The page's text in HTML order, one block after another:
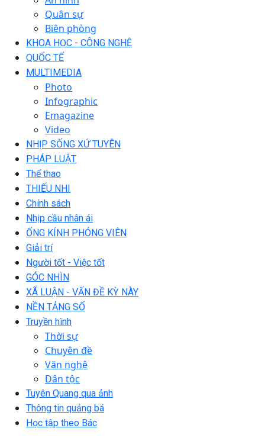
Quân sự
Biên phòng
KHOA HỌC - CÔNG NGHỆ
QUỐC TẾ
MULTIMEDIA
Photo
Infographic
Emagazine
Video
NHỊP SỐNG XỨ TUYÊN
PHÁP LUẬT
Thể thao
THIẾU NHI
Chính sách
Nhịp cầu nhân ái
ỐNG KÍNH PHÓNG VIÊN
Giải trí
Người tốt - Việc tốt
GÓC NHÌN
XÃ LUẬN - VẤN ĐỀ KỲ NÀY
NỀN TẢNG SỐ
Truyền hình
Thời sự
Chuyên đề
Văn nghệ
Dân tộc
Tuyên Quang qua ảnh
Thông tin quảng bá
Học tập theo Bác